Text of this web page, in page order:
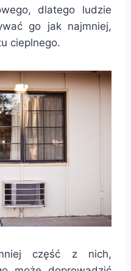
dlatego ludzie
go jak najmniej,
cieplnego.
część z nich,